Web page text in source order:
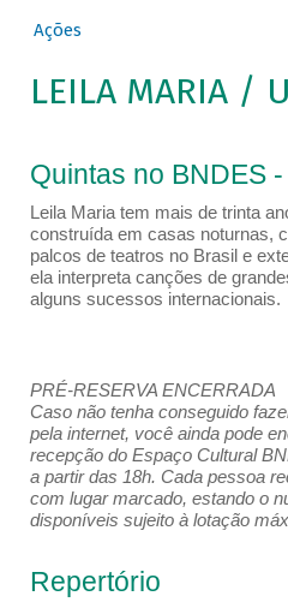
Ações
LEILA MARIA /
Quintas no BNDES
Leila Maria tem mais de trinta
construída em casas noturnas,
palcos de teatros no Brasil e
ela interpreta canções de
alguns sucessos internacionais.
PRÉ-RESERVA ENCERRADA
Caso não tenha conseguido
pela internet, você ainda pode
recepção do Espaço Cultural
a partir das 18h. Cada pessoa
com lugar marcado, estando o
disponíveis sujeito à lotação
Repertório